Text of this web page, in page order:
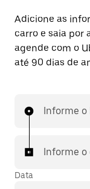
Adicione as
carro e saia por
agende com o
até 90 dias de
Informe o
Informe o
Data